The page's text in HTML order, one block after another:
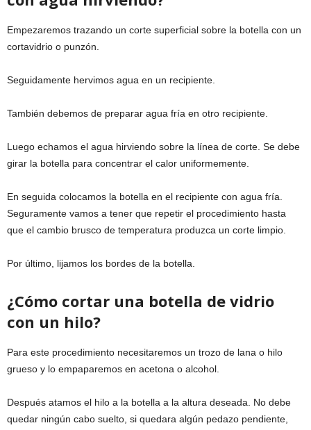
Empezaremos trazando un corte superficial sobre la botella con un
cortavidrio o punzón.
Seguidamente hervimos agua en un recipiente.
También debemos de preparar agua fría en otro recipiente.
Luego echamos el agua hirviendo sobre la línea de corte. Se debe
girar la botella para concentrar el calor uniformemente.
En seguida colocamos la botella en el recipiente con agua fría.
Seguramente vamos a tener que repetir el procedimiento hasta
que el cambio brusco de temperatura produzca un corte limpio.
Por último, lijamos los bordes de la botella.
¿Cómo cortar una botella de vidrio
con un hilo?
Para este procedimiento necesitaremos un trozo de lana o hilo
grueso y lo empaparemos en acetona o alcohol.
Después atamos el hilo a la botella a la altura deseada. No debe
quedar ningún cabo suelto, si quedara algún pedazo pendiente,